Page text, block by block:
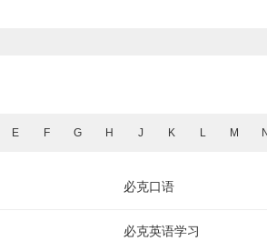
E F G H J K L M
必克口语
必克英语学习